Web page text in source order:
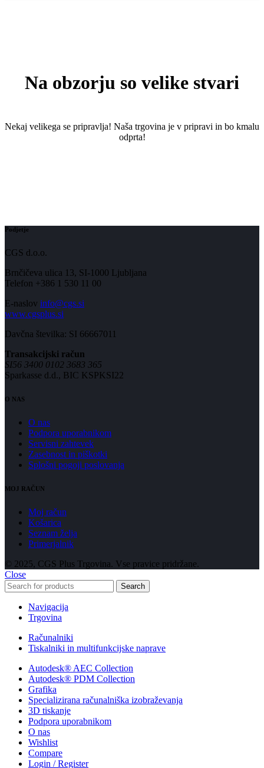
Na obzorju so velike stvari
Nekaj ​​velikega se pripravlja! Naša trgovina je v pripravi in ​​bo kmalu
odprta!
Podjetje
CGS d.o.o.
Brnčičeva ulica 13, SI-1000 Ljubljana
Telefon +386 1 530 11 00
E-naslov info@cgs.si
www.cgsplus.si
Davčna številka: SI 66667011
Transakcijski račun
SI56 3400 0102 3683 365
Sparkasse d.d., BIC KSPKSI22
O NAS
O nas
Podpora uporabnikom
Servisni zahtevek
Zasebnost in piškotki
Splošni pogoji poslovanja
MOJ RAČUN
Moj račun
Košarica
Seznam želja
Primerjalnik
© 2025, CGS Plus Trgovina. Vse pravice pridržane.
Close
Search
Navigacija
Trgovina
Računalniki
Tiskalniki in multifunkcijske naprave
Autodesk® AEC Collection
Autodesk® PDM Collection
Grafika
Specializirana računalniška izobraževanja
3D tiskanje
Podpora uporabnikom
O nas
Wishlist
Compare
Login / Register